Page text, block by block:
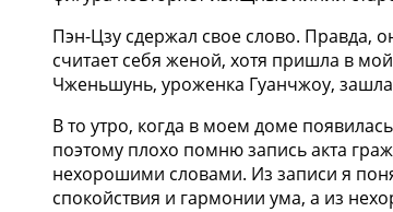
Пэн-Цзу сдержал свое слово. Правда,
считает себя женой, хотя пришла в
Чженьшунь, уроженка Гуанчжоу,
В то утро, когда в моем доме
поэтому плохо помню запись акта
нехорошими словами. Из записи я
спокойствия и гармонии ума, а из